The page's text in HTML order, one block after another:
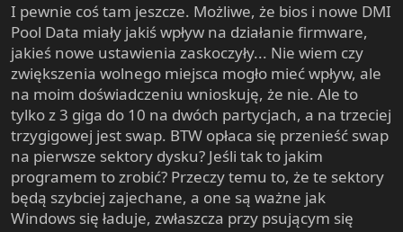
I pewnie coś tam jeszcze. Możliwe, że bios i nowe DMI
Pool Data miały jakiś wpływ na działanie firmware,
jakieś nowe ustawienia zaskoczyły... Nie wiem czy
zwiększenia wolnego miejsca mogło mieć wpływ, ale
na moim doświadczeniu wnioskuję, że nie. Ale to
tylko z 3 giga do 10 na dwóch partycjach, a na trzeciej
trzygigowej jest swap. BTW opłaca się przenieść swap
na pierwsze sektory dysku? Jeśli tak to jakim
programem to zrobić? Przeczy temu to, że te sektory
będą szybciej zajechane, a one są ważne jak
Windows się ładuje, zwłaszcza przy psującym się